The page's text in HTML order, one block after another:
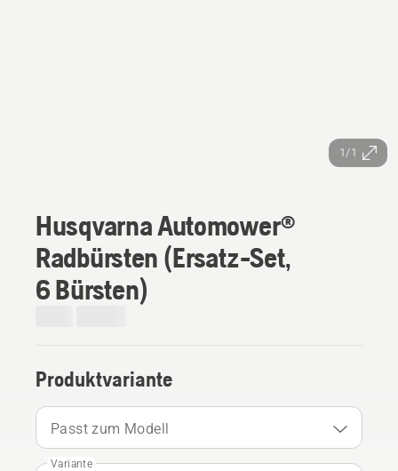
1/1
Husqvarna Automower®
Radbürsten (Ersatz-Set,
6 Bürsten)
Produktvariante
Passt zum Modell
Variante